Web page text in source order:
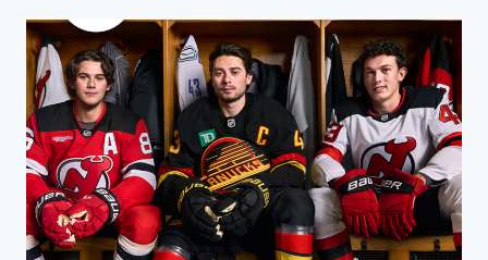
DIE
FORTSETZUNG
DER
DEATHLESS
SAGA
UND
NEUE
HORIZONTE
FÜR
NEW
EDEN